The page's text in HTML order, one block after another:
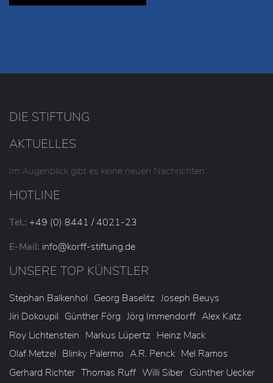
DIE STIFTUNG
AKTUELLES
Im Augenblick gibt es keine neuen Nachrichten.
HOTLINE
Tel.: +49 (0) 8441 / 4021-23
E-Mail: info@korff-stiftung.de
UNSERE TOP KÜNSTLER
Stephan Balkenhol Georg Baselitz Joseph Beuys
Jiri Dokoupil Günther Förg Jörg Immendorff Alex Katz
Roy Lichtenstein Markus Lüpertz Heinz Mack
Olaf Metzel Blinky Palermo A.R. Penck Mel Ramos
Gerhard Richter Thomas Ruff Willi Siber Günther Uecker